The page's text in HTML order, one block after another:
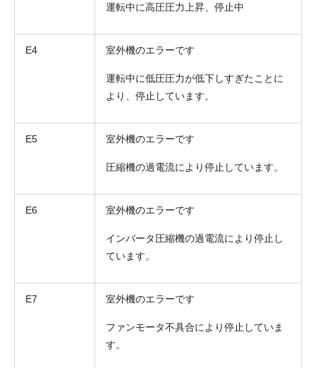
運転中に高圧圧力上昇、停止中
E4 室外機のエラーです
運転中に低圧圧力が低下しすぎたことに
より、停止しています。
E5 室外機のエラーです
圧縮機の過電流により停止しています。
E6 室外機のエラーです
インバータ圧縮機の過電流により停止し
ています。
E7 室外機のエラーです
ファンモータ不具合により停止していま
す。